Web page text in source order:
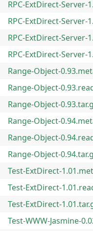
RPC-ExtDirect-Server-
RPC-ExtDirect-Server-
RPC-ExtDirect-Server-
RPC-ExtDirect-Server-
Range-Object-
Range-Object-
Range-Object-
Range-Object-
Range-Object-
Range-Object-
Test-ExtDirect-
Test-ExtDirect-
Test-ExtDirect-
Test-WWW-Jasmine-